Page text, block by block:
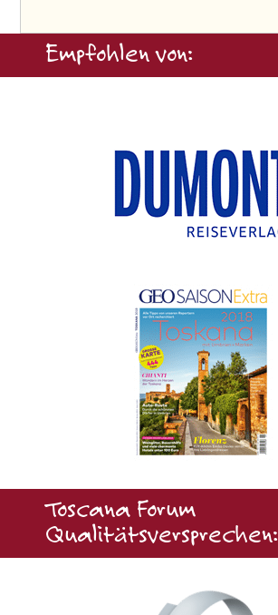
Empfohlen von:
Toscana Forum
Qualitätsversprechen: